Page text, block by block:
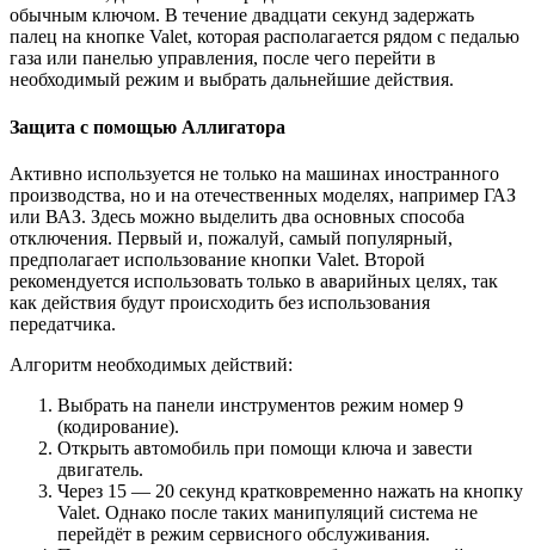
обычным ключом. В течение двадцати секунд задержать
палец на кнопке Valet, которая располагается рядом с педалью
газа или панелью управления, после чего перейти в
необходимый режим и выбрать дальнейшие действия.
Защита с помощью Аллигатора
Активно используется не только на машинах иностранного
производства, но и на отечественных моделях, например ГАЗ
или ВАЗ. Здесь можно выделить два основных способа
отключения. Первый и, пожалуй, самый популярный,
предполагает использование кнопки Valet. Второй
рекомендуется использовать только в аварийных целях, так
как действия будут происходить без использования
передатчика.
Алгоритм необходимых действий:
Выбрать на панели инструментов режим номер 9
(кодирование).
Открыть автомобиль при помощи ключа и завести
двигатель.
Через 15 — 20 секунд кратковременно нажать на кнопку
Valet. Однако после таких манипуляций система не
перейдёт в режим сервисного обслуживания.